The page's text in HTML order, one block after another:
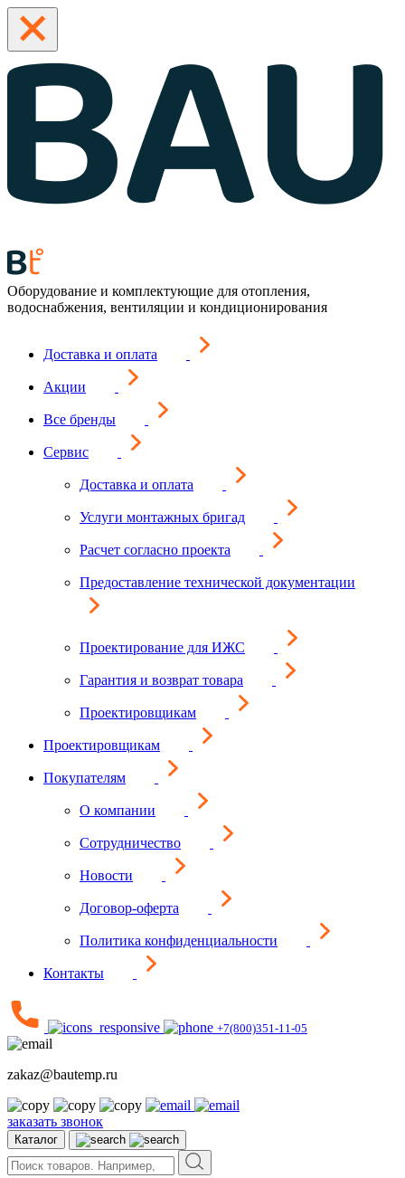
Оборудование и комплектующие для отопления,
водоснабжения, вентиляции и кондиционирования
Доставка и оплата
Акции
Все бренды
Сервис
Доставка и оплата
Услуги монтажных бригад
Расчет согласно проекта
Предоставление технической документации
Проектирование для ИЖС
Гарантия и возврат товара
Проектировщикам
Проектировщикам
Покупателям
О компании
Сотрудничество
Новости
Договор-оферта
Политика конфиденциальности
Контакты
+7(800)351-11-05
zakaz@bautemp.ru
заказать звонок
Каталог